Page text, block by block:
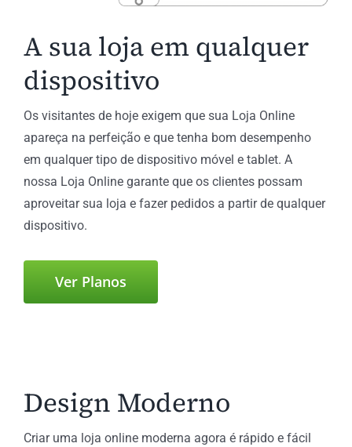
A sua loja em qualquer
dispositivo
Os visitantes de hoje exigem que sua Loja Online
apareça na perfeição e que tenha bom desempenho
em qualquer tipo de dispositivo móvel e tablet. A
nossa Loja Online garante que os clientes possam
aproveitar sua loja e fazer pedidos a partir de qualquer
dispositivo.
Ver Planos
Design Moderno
Criar uma loja online moderna agora é rápido e fácil